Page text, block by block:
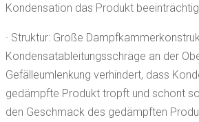
Kondensation das Produkt
· Struktur: Große
Kondensatableitungsschräge an der
Gefälleumlenkung verhindert, dass
gedämpfte Produkt tropft und schont
den Geschmack des gedämpften